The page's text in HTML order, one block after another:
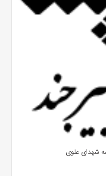
شهدای علوی